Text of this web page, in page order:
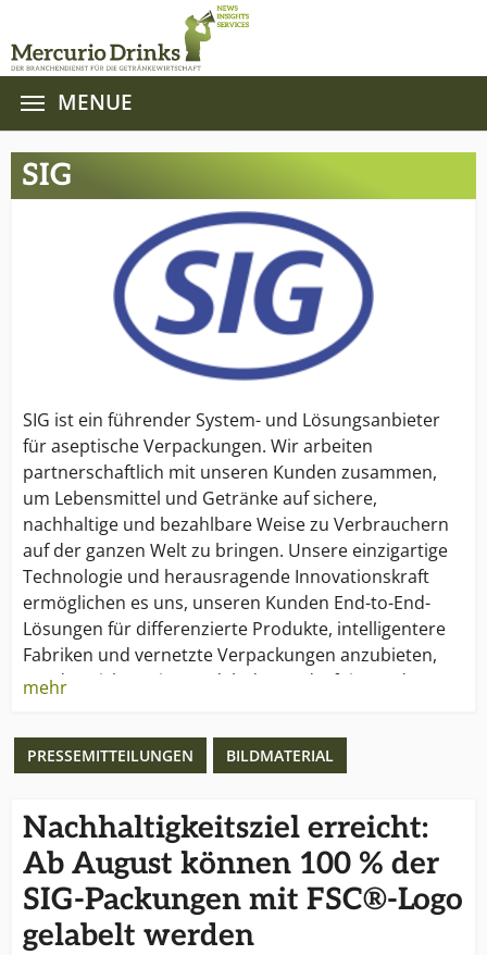
MENUE
SIG
SIG ist ein führender System- und Lösungsanbieter
für aseptische Verpackungen. Wir arbeiten
partnerschaftlich mit unseren Kunden zusammen,
um Lebensmittel und Getränke auf sichere,
nachhaltige und bezahlbare Weise zu Verbrauchern
auf der ganzen Welt zu bringen. Unsere einzigartige
Technologie und herausragende Innovationskraft
ermöglichen es uns, unseren Kunden End-to-End-
Lösungen für differenzierte Produkte, intelligentere
Fabriken und vernetzte Verpackungen anzubieten,
um den sich stetig wandelnden Bedürfnissen der
integraler Bestandteil unserer Geschäftstätigkeit.
Unser Way Beyond Good verfolgt das Ziel, ein
net-positive ist.
SIG wurde 1853 gegründet und hat seinen Hauptsitz
in Neuhausen, Schweiz. Die Kompetenz und
Erfahrung unserer rund 5.500 Mitarbeiter weltweit
ermöglichen es uns, schnell und effektiv auf die
mehr
PRESSEMITTEILUNGEN BILDMATERIAL
Nachhaltigkeitsziel erreicht:
Ab August können 100 % der
SIG-Packungen mit FSC®-Logo
gelabelt werden